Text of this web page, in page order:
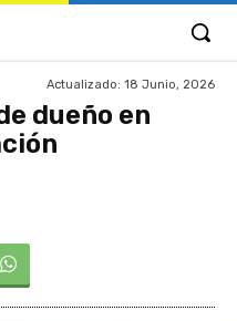
Actualizado: 18 Junio, 2026
dueño en